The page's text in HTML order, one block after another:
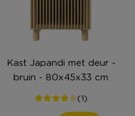
Kast Japandi met deur -
bruin - 80x45x33 cm
(1)